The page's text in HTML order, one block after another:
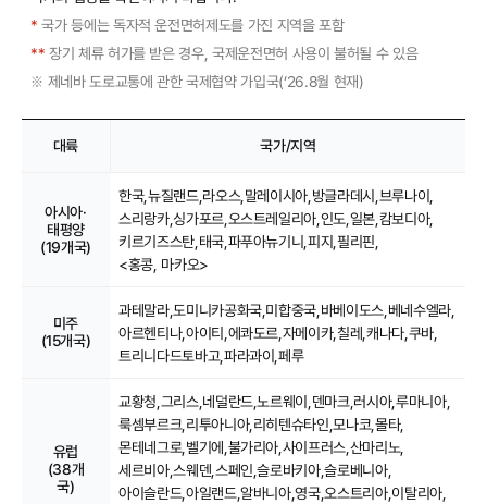
* 국가 등에는 독자적 운전면허제도를 가진 지역을 포함
** 장기 체류 허가를 받은 경우, 국제운전면허 사용이 불허될 수 있음
※ 제네바 도로교통에 관한 국제협약 가입국(‘26.8월 현재)
대륙 국가/지역
아시아·
태평양
(19개국)
한국,뉴질랜드,라오스,말레이시아,방글라데시,브루나이,
스리랑카,싱가포르,오스트레일리아,인도,일본,캄보디아,
키르기즈스탄,태국,파푸아뉴기니,피지,필리핀,
<홍콩, 마카오>
미주
(15개국)
과테말라,도미니카공화국,미합중국,바베이도스,베네수엘라,
아르헨티나,아이티,에콰도르,자메이카,칠레,캐나다,쿠바,
트리니다드토바고,파라과이,페루
유럽
(38개
국)
교황청,그리스,네덜란드,노르웨이,덴마크,러시아,루마니아,
룩셈부르크,리투아니아,리히텐슈타인,모나코,몰타,
몬테네그로,벨기에,불가리아,사이프러스,산마리노,
세르비아,스웨덴,스페인,슬로바키아,슬로베니아,
아이슬란드,아일랜드,알바니아,영국,오스트리아,이탈리아,